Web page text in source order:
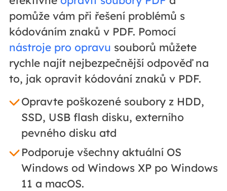
pomůže vám při řešení problémů s
kódováním znaků v PDF. Pomocí
nástroje pro opravu souborů můžete
rychle najít nejbezpečnější odpověď na
to, jak opravit kódování znaků v PDF.
Opravte poškozené soubory z HDD,
SSD, USB flash disku, externího
pevného disku atd
Podporuje všechny aktuální OS
Windows od Windows XP po Windows
11 a macOS.